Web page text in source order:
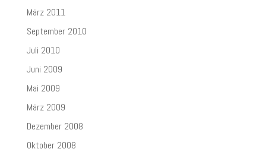
März 2011
September 2010
Juli 2010
Juni 2009
Mai 2009
März 2009
Dezember 2008
Oktober 2008